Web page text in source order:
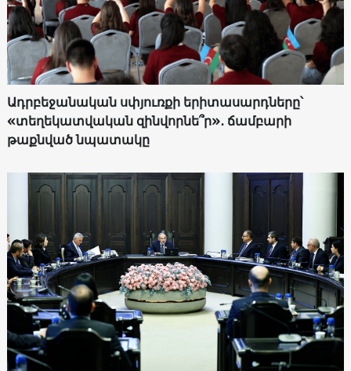
Ադրբեջանական սփյուռքի երիտասարդները՝
«տեղեկատվական զինվորնե՞ր»․ ճամբարի
թաքնված նպատակը